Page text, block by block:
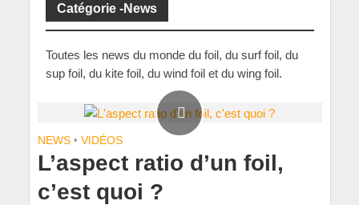
Catégorie -News
Toutes les news du monde du foil, du surf foil, du
sup foil, du kite foil, du wind foil et du wing foil.
NEWS • VIDÉOS
L’aspect ratio d’un foil,
c’est quoi ?